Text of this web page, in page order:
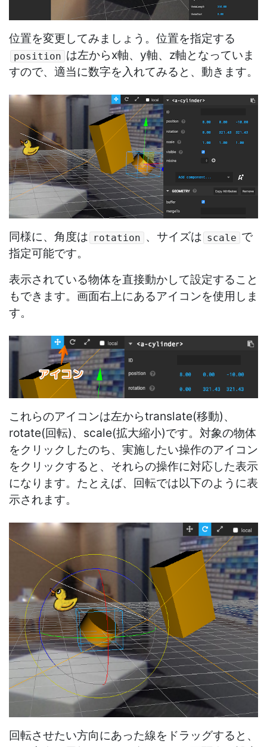
位置を変更してみましょう。位置を指定する
position は左からx軸、y軸、z軸となっていま
すので、適当に数字を入れてみると、動きます。
同様に、角度は rotation 、サイズは scale で
指定可能です。
表示されている物体を直接動かして設定すること
もできます。画面右上にあるアイコンを使用しま
す。
これらのアイコンは左からtranslate(移動)、
rotate(回転)、scale(拡大縮小)です。対象の物体
をクリックしたのち、実施したい操作のアイコン
をクリックすると、それらの操作に対応した表示
になります。たとえば、回転では以下のように表
示されます。
回転させたい方向にあった線をドラッグすると、